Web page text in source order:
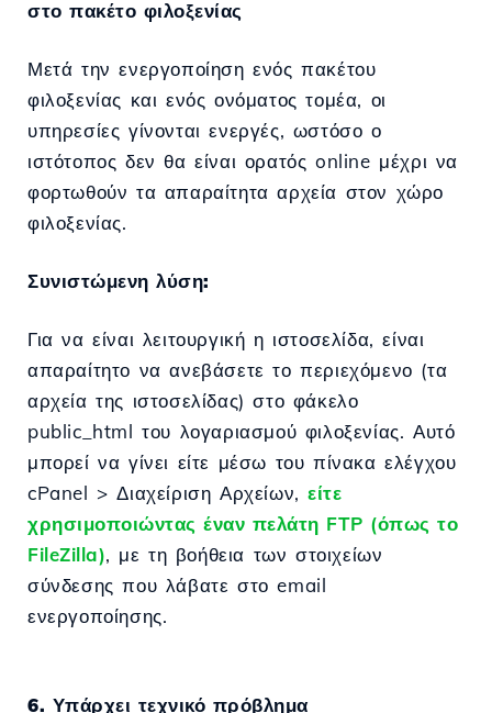
στο πακέτο φιλοξενίας
Μετά την ενεργοποίηση ενός πακέτου
φιλοξενίας και ενός ονόματος τομέα, οι
υπηρεσίες γίνονται ενεργές, ωστόσο ο
ιστότοπος δεν θα είναι ορατός online μέχρι να
φορτωθούν τα απαραίτητα αρχεία στον χώρο
φιλοξενίας.
Συνιστώμενη λύση:
Για να είναι λειτουργική η ιστοσελίδα, είναι
απαραίτητο να ανεβάσετε το περιεχόμενο (τα
αρχεία της ιστοσελίδας) στο φάκελο
public_html του λογαριασμού φιλοξενίας. Αυτό
μπορεί να γίνει είτε μέσω του πίνακα ελέγχου
cPanel > Διαχείριση Αρχείων,είτε
χρησιμοποιώντας έναν πελάτη FTP (όπως το
FileZilla), με τη βοήθεια των στοιχείων
σύνδεσης που λάβατε στο email
ενεργοποίησης.
6. Υπάρχει τεχνικό πρόβλημα